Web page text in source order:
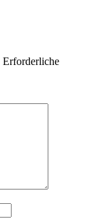
Erforderliche